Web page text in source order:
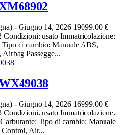
- Giugno 14, 2026 19099.00 €
Condizioni: usato Immatricolazione:
di cambio: Manuale ABS,
Passegge...
- Giugno 14, 2026 16999.00 €
Condizioni: usato Immatricolazione:
Tipo di cambio: Manuale
Air...